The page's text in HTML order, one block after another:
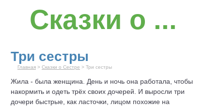
Сказки о ...
Три сестры
Главная > Сказки о Сестре > Три сестры
Жила - была женщина. День и ночь она работала, чтобы
накормить и одеть трёх своих дочерей. И выросли три
дочери быстрые, как ласточки, лицом похожие на